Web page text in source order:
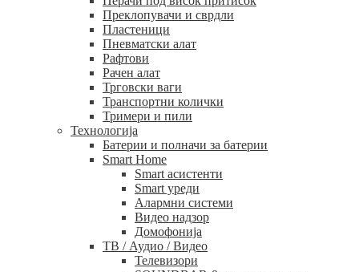
Преклопувачи и сврдли
Пластеници
Пневматски алат
Рафтови
Рачен алат
Трговски ваги
Транспортни колички
Тримери и пили
Технологија
Батерии и полначи за батерии
Smart Home
Smart асистенти
Smart уреди
Алармни системи
Видео надзор
Домофонија
ТВ / Аудио / Видео
Телевизори